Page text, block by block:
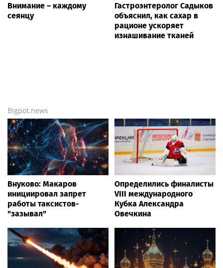
Внимание – каждому
сеянцу
Гастроэнтеролог Садыков
объяснил, как сахар в
рационе ускоряет
изнашивание тканей
Bigpot.news
Внуково: Макаров
инициировал запрет
работы таксистов-
"зазывал"
Определились финалисты
VIII международного
Кубка Александра
Овечкина